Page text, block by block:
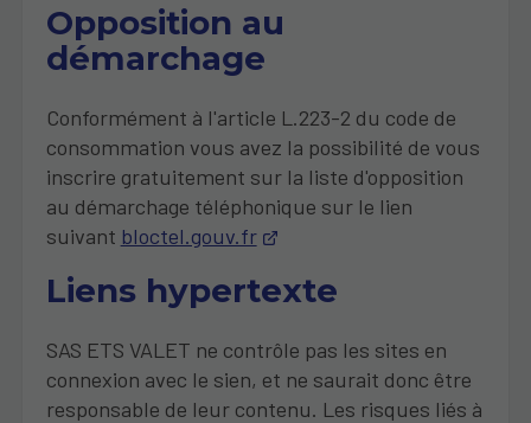
Opposition au
démarchage
Conformément à l'article L.223-2 du code de
consommation vous avez la possibilité de vous
inscrire gratuitement sur la liste d'opposition
au démarchage téléphonique sur le lien
suivant bloctel.gouv.fr
Liens hypertexte
SAS ETS VALET ne contrôle pas les sites en
connexion avec le sien, et ne saurait donc être
responsable de leur contenu. Les risques liés à